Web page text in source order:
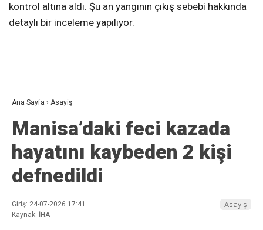
kontrol altına aldı. Şu an yangının çıkış sebebi hakkında
detaylı bir inceleme yapılıyor.
Ana Sayfa › Asayiş
Manisa’daki feci kazada
hayatını kaybeden 2 kişi
defnedildi
Giriş: 24-07-2026 17:41
Kaynak: İHA
Asayiş